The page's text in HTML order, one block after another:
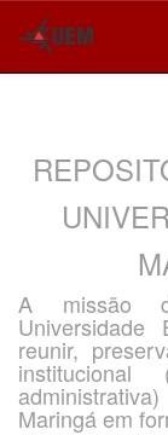
A missão
reunir,
Maringá em